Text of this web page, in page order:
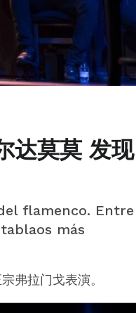
达莫莫 发现
flamenco. Entre
más
弗拉门戈表演。